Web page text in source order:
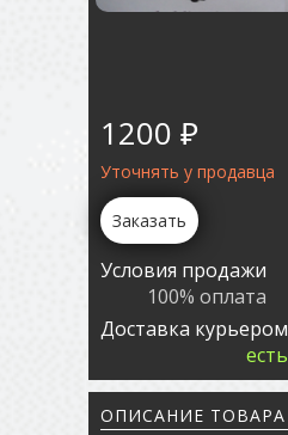
1200 ₽
Уточнять у продавца
Заказать
Условия продажи
100% оплата
Доставка курьером
есть
ОПИСАНИЕ ТОВАРА